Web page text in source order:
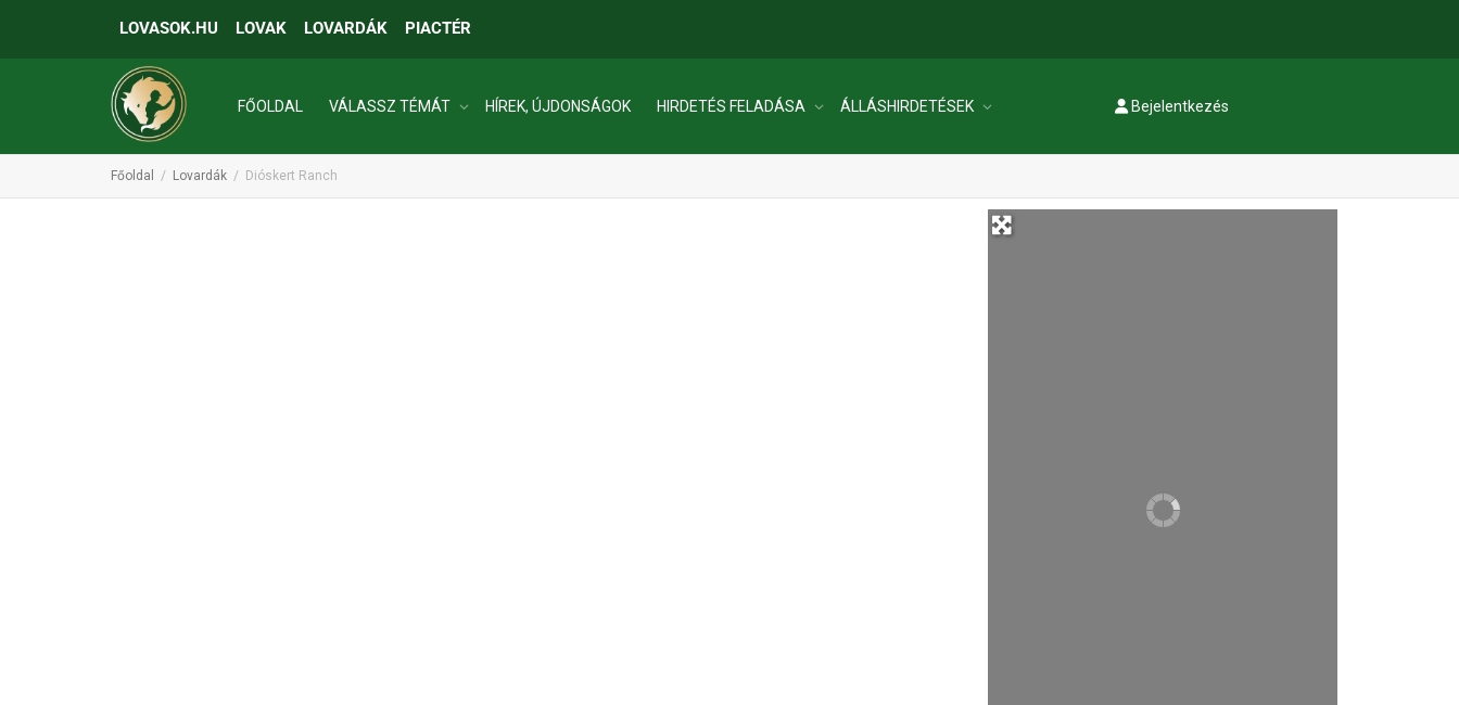
LOVASOK.HU LOVAK LOVARDÁK PIACTÉR
FŐOLDAL VÁLASSZ TÉMÁT HÍREK, ÚJDONSÁGOK HIRDETÉS FELADÁSA ÁLLÁSHIRDETÉSEK
INGATLANOK
Bejelentkezés
Regisztráció
Főoldal Lovardák Dióskert Ranch